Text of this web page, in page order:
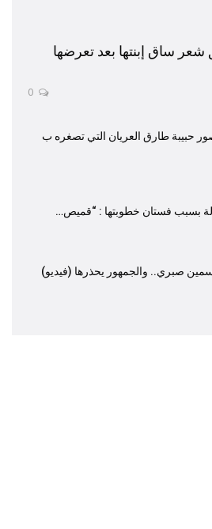
شعر ساق إبنتها بعد تعرضها
حبيبة طارق العريان التي تصغره ب
بسبب فستان خطوبتها : “قميص…
صبري.. والجمهور يحذرها (فيديو)